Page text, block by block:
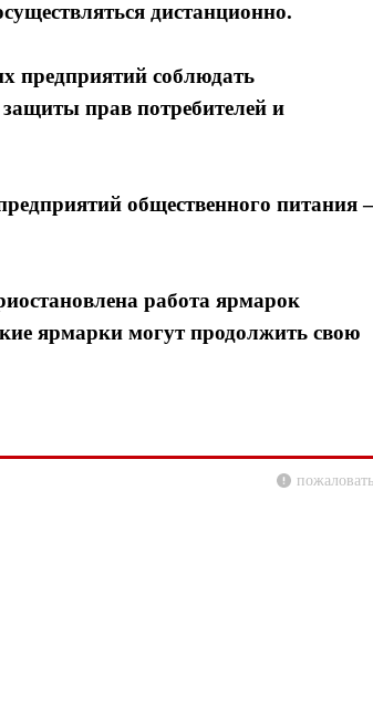
дистанционно.
предприятий соблюдать
прав потребителей и
общественного питания –
работа ярмарок
ярмарки могут продолжить свою